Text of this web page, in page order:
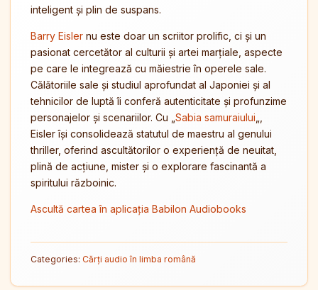
inteligent și plin de suspans.
Barry Eisler nu este doar un scriitor prolific, ci și un
pasionat cercetător al culturii și artei marțiale, aspecte
pe care le integrează cu măiestrie în operele sale.
Călătoriile sale și studiul aprofundat al Japoniei și al
tehnicilor de luptă îi conferă autenticitate și profunzime
personajelor și scenariilor. Cu „ Sabia samuraiului
Eisler își consolidează statutul de maestru al genului
thriller, oferind ascultătorilor o experiență de neuitat,
plină de acțiune, mister și o explorare fascinantă a
spiritului războinic.
Ascultă cartea în aplicația Babilon Audiobooks
Categories: Cărți audio în limba română